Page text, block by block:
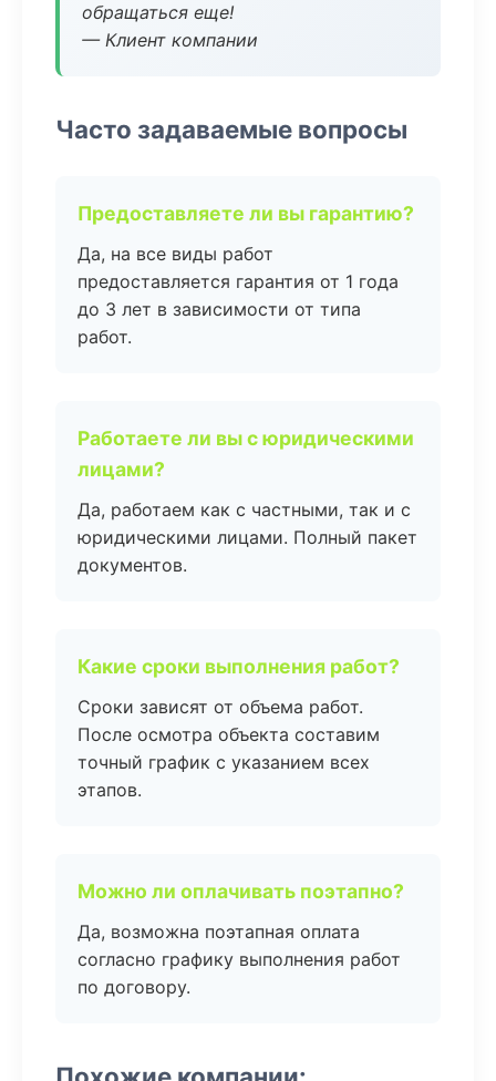
обращаться еще!
— Клиент компании
Часто задаваемые вопросы
Предоставляете ли вы гарантию?
Да, на все виды работ
предоставляется гарантия от 1 года
до 3 лет в зависимости от типа
работ.
Работаете ли вы с юридическими
лицами?
Да, работаем как с частными, так и с
юридическими лицами. Полный пакет
документов.
Какие сроки выполнения работ?
Сроки зависят от объема работ.
После осмотра объекта составим
точный график с указанием всех
этапов.
Можно ли оплачивать поэтапно?
Да, возможна поэтапная оплата
согласно графику выполнения работ
по договору.